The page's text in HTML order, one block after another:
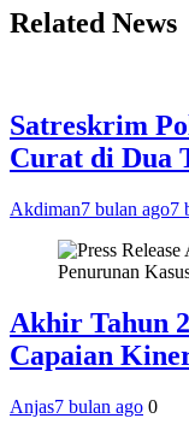
Related News
Satreskrim
Curat di Dua
Akdiman7 bulan ago7
Akhir Tahun
Capaian
Anjas7 bulan ago 0